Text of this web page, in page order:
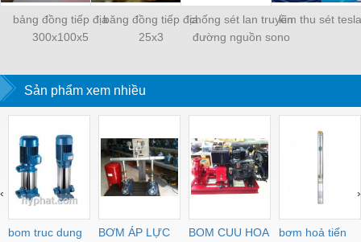
bảng đồng tiếp địa
300x100x5
băng đồng tiếp địa
25x3
chống sét lan truyền
đường nguồn sono
kim thu sét
Sản phẩm xem nhiều
bom truc dung
BƠM ÁP LỰC
BOM CUU HOA
bơm hoả tiển
‹ ›